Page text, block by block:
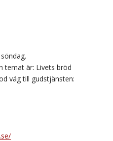
temat är: Livets bröd
väg till gudstjänsten: